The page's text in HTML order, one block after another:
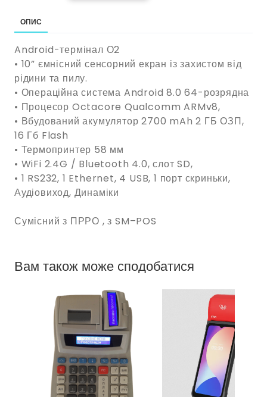
ОПИС
Android-термінал О2
• 10” ємнісний сенсорний екран із захистом від
рідини та пилу.
• Операційна система Android 8.0 64-розрядна
• Процесор Octacore Qualcomm ARMv8,
• Вбудований акумулятор 2700 mAh 2 ГБ ОЗП,
16 Гб Flash
• Термопринтер 58 мм
• WiFi 2.4G / Bluetooth 4.0, слот SD,
• 1 RS232, 1 Ethernet, 4 USB, 1 порт скриньки,
Аудіовиход, Динаміки
Сумісний з ПРРО , з SM–POS
Вам також може сподобатися